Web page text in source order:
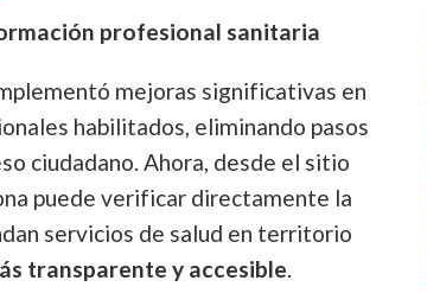
profesional sanitaria
mejoras significativas en
habilitados, eliminando pasos
ciudadano. Ahora, desde el sitio
puede verificar directamente la
servicios de salud en territorio
transparente y accesible.